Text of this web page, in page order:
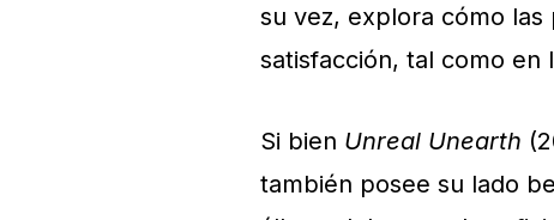
su vez, explora cómo
satisfacción, tal como en
Si bien Unreal Unearth
también posee su lado